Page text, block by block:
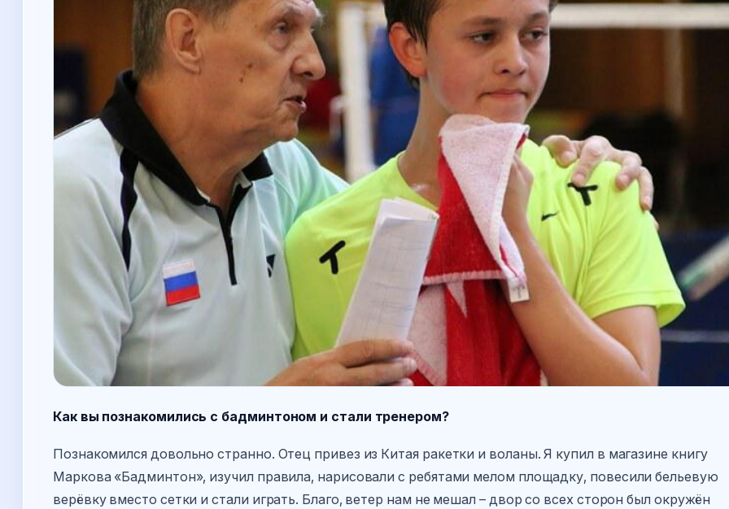
Как вы познакомились с бадминтоном и стали тренером?
Познакомился довольно странно. Отец привез из Китая ракетки и воланы. Я купил в магазине книгу
Маркова «Бадминтон», изучил правила, нарисовали с ребятами мелом площадку, повесили бельевую
верёвку вместо сетки и стали играть. Благо, ветер нам не мешал – двор со всех сторон был окружён